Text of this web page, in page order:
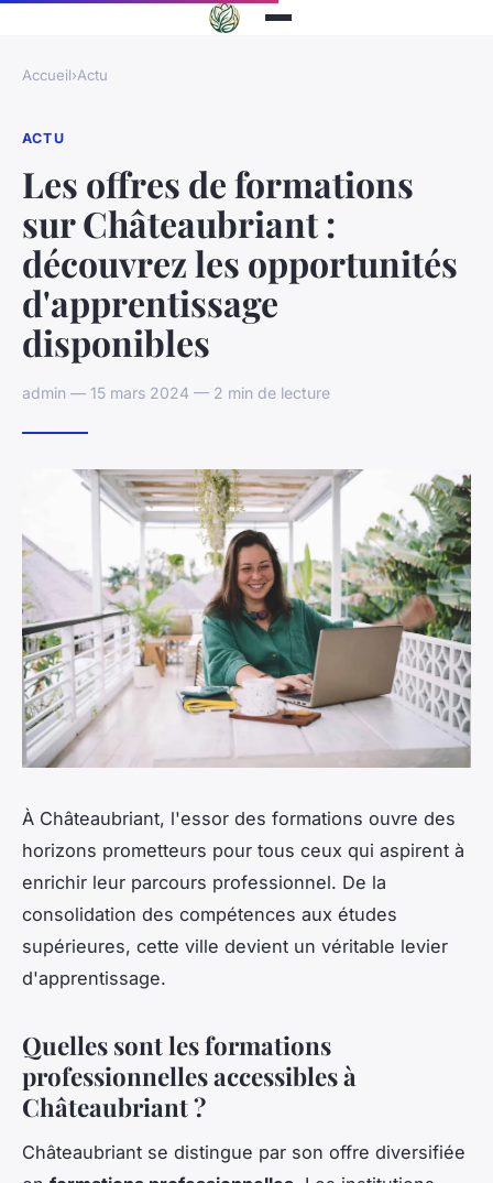
Accueil›Actu
ACTU
Les offres de formations
sur Châteaubriant :
découvrez les opportunités
d'apprentissage
disponibles
admin — 15 mars 2024 — 2 min de lecture
À Châteaubriant, l'essor des formations ouvre des
horizons prometteurs pour tous ceux qui aspirent à
enrichir leur parcours professionnel. De la
consolidation des compétences aux études
supérieures, cette ville devient un véritable levier
d'apprentissage.
Quelles sont les formations
professionnelles accessibles à
Châteaubriant ?
Châteaubriant se distingue par son offre diversifiée